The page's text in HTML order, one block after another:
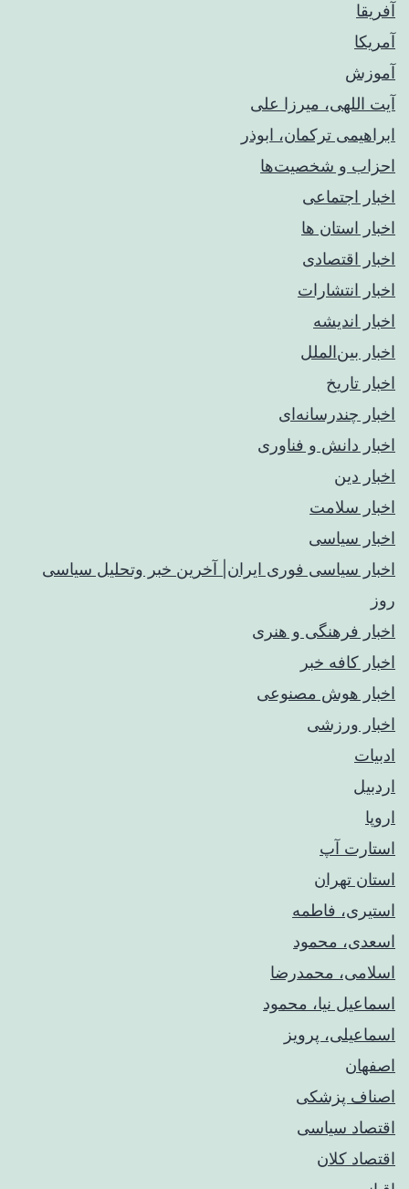
آفریقا
آمریکا
آموزش
آیت اللهی، میرزا علی
ابراهیمی ترکمان، ابوذر
احزاب و شخصیت‌ها
اخبار اجتماعی
اخبار استان ها
اخبار اقتصادی
اخبار انتشارات
اخبار اندیشه
اخبار بین‌الملل
اخبار تاریخ
اخبار چندرسانه‌ای
اخبار دانش و فناوری
اخبار دین
اخبار سلامت
اخبار سیاسی
اخبار سیاسی فوری ایران| آخرین خبر وتحلیل سیاسی
روز
اخبار فرهنگی و هنری
اخبار کافه خبر
اخبار هوش مصنوعی
اخبار ورزشی
ادبیات
اردبیل
اروپا
استارت آپ
استان تهران
استیری، فاطمه
اسعدی، محمود
اسلامی، محمدرضا
اسماعیل نیا، محمود
اسماعیلی، پرویز
اصفهان
اصناف پزشکی
اقتصاد سیاسی
اقتصاد کلان